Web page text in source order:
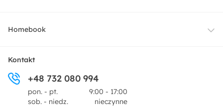
Dekoracje i akcesoria
Dostawa
Zwroty
Pytania i odpowiedzi
Homebook
O nas
Centrum prasowe
Kontakt
+48 732 080 994
pon. - pt.
9:00 - 17:00
sob. - niedz.
nieczynne